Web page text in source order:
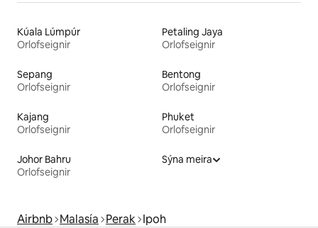
Kúala Lúmpúr
Orlofseignir
Petaling Jaya
Orlofseignir
Sepang
Orlofseignir
Bentong
Orlofseignir
Kajang
Orlofseignir
Phuket
Orlofseignir
Johor Bahru
Orlofseignir
Sýna meira
Airbnb Malasía Perak Ipoh